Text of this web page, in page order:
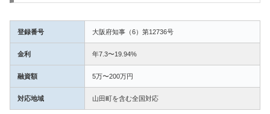
登録番号 大阪府知事（6）第12736号
金利 年7.3〜19.94%
融資額 5万〜200万円
対応地域 山田町を含む全国対応